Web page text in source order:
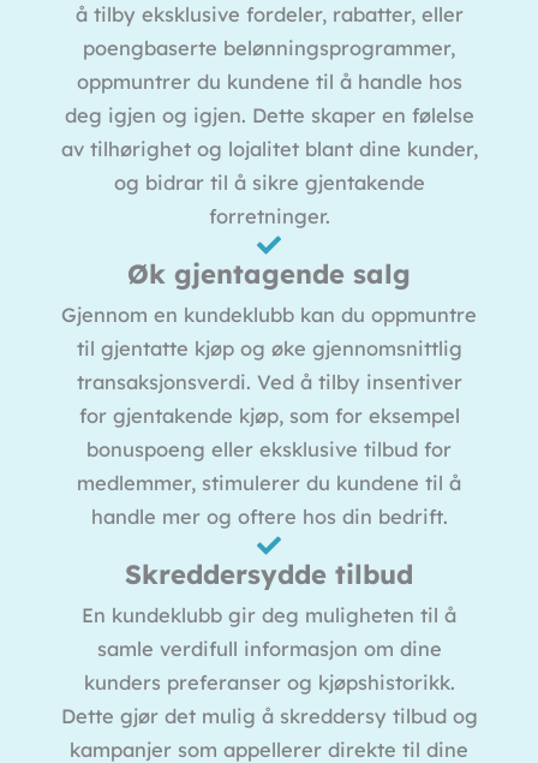
å tilby eksklusive fordeler, rabatter, eller
poengbaserte belønningsprogrammer,
oppmuntrer du kundene til å handle hos
deg igjen og igjen. Dette skaper en følelse
av tilhørighet og lojalitet blant dine kunder,
og bidrar til å sikre gjentakende
forretninger.
Øk gjentagende salg
Gjennom en kundeklubb kan du oppmuntre
til gjentatte kjøp og øke gjennomsnittlig
transaksjonsverdi. Ved å tilby insentiver
for gjentakende kjøp, som for eksempel
bonuspoeng eller eksklusive tilbud for
medlemmer, stimulerer du kundene til å
handle mer og oftere hos din bedrift.
Skreddersydde tilbud
En kundeklubb gir deg muligheten til å
samle verdifull informasjon om dine
kunders preferanser og kjøpshistorikk.
Dette gjør det mulig å skreddersy tilbud og
kampanjer som appellerer direkte til dine